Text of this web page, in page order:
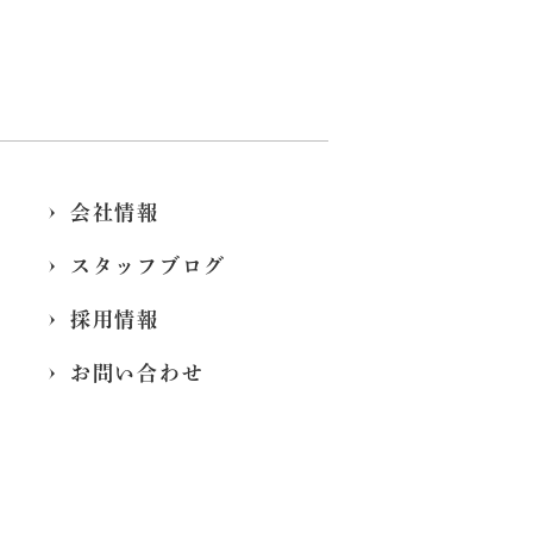
会社情報
スタッフブログ
採用情報
お問い合わせ